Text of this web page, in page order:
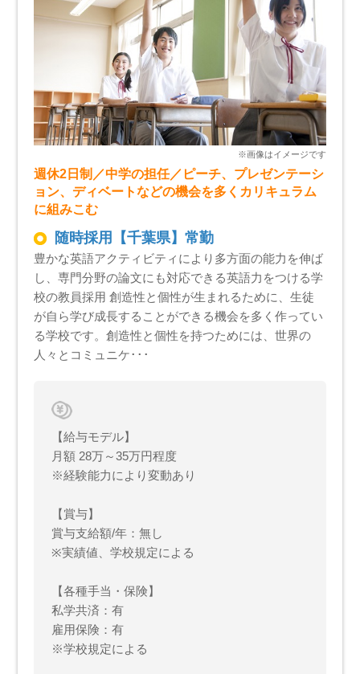
週休2日制／中学の担任／ピーチ、プレゼンテーシ
ョン、ディベートなどの機会を多くカリキュラム
に組みこむ
随時採用【千葉県】常勤
豊かな英語アクティビティにより多方面の能力を伸ば
し、専門分野の論文にも対応できる英語力をつける学
校の教員採用 創造性と個性が生まれるために、生徒
が自ら学び成長することができる機会を多く作ってい
る学校です。創造性と個性を持つためには、世界の
人々とコミュニケ･･･
【給与モデル】
月額 28万～35万円程度
※経験能力により変動あり
【賞与】
賞与支給額/年：無し
※実績値、学校規定による
【各種手当・保険】
私学共済：有
雇用保険：有
※学校規定による